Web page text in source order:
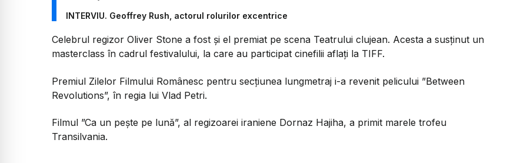
INTERVIU. Geoffrey Rush, actorul rolurilor excentrice
Celebrul regizor Oliver Stone a fost și el premiat pe scena Teatrului clujean. Acesta a susținut un
masterclass în cadrul festivalului, la care au participat cinefilii aflați la TIFF.
Premiul Zilelor Filmului Românesc pentru secțiunea lungmetraj i-a revenit pelicului ”Between
Revolutions”, în regia lui Vlad Petri.
Filmul ”Ca un pește pe lună”, al regizoarei iraniene Dornaz Hajiha, a primit marele trofeu
Transilvania.